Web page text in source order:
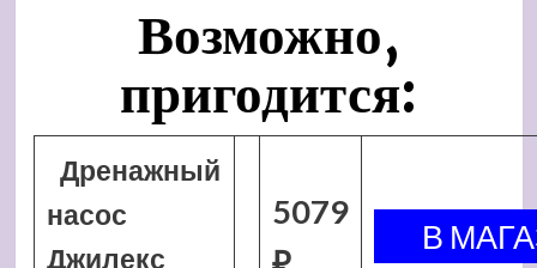
Возможно,
пригодится:
Дренажный
насос
Джилекс
5079